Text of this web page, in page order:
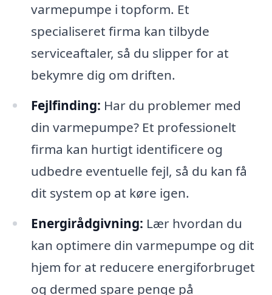
varmepumpe i topform. Et
specialiseret firma kan tilbyde
serviceaftaler, så du slipper for at
bekymre dig om driften.
Fejlfinding: Har du problemer med
din varmepumpe? Et professionelt
firma kan hurtigt identificere og
udbedre eventuelle fejl, så du kan få
dit system op at køre igen.
Energirådgivning: Lær hvordan du
kan optimere din varmepumpe og dit
hjem for at reducere energiforbruget
og dermed spare penge på